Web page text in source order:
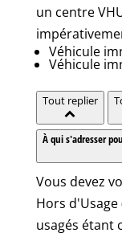
un centre
Véhicule
Véhicule
Tout replier
À qui s'adresser
Vous devez
Hors d'Usage
usagés étant